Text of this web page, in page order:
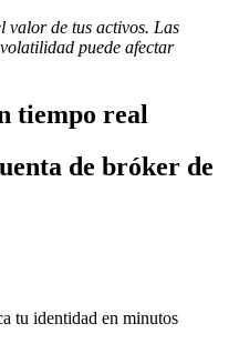
valor de tus activos. Las
puede afectar
tiempo real
de bróker de
tu identidad en minutos